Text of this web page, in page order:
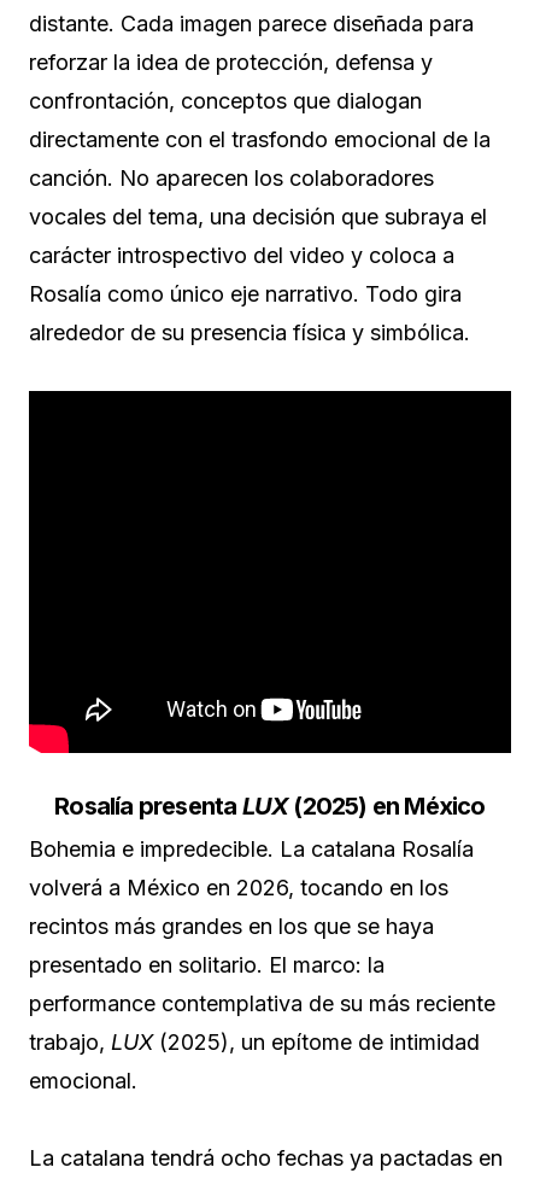
distante. Cada imagen parece diseñada para
reforzar la idea de protección, defensa y
confrontación, conceptos que dialogan
directamente con el trasfondo emocional de la
canción. No aparecen los colaboradores
vocales del tema, una decisión que subraya el
carácter introspectivo del video y coloca a
Rosalía como único eje narrativo. Todo gira
alrededor de su presencia física y simbólica.
Rosalía presenta LUX(2025) en México
Bohemia e impredecible. La catalana Rosalía
volverá a México en 2026, tocando en los
recintos más grandes en los que se haya
presentado en solitario. El marco: la
performance contemplativa de su más reciente
trabajo, LUX (2025), un epítome de intimidad
emocional.
La catalana tendrá ocho fechas ya pactadas en